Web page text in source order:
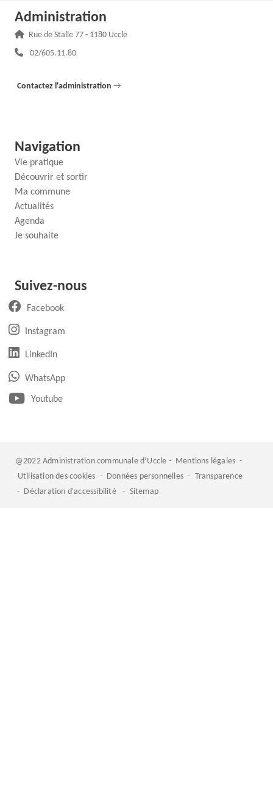
Administration
Adresse :
Rue de Stalle 77 - 1180 Uccle
Téléphone :
02/605.11.80
Contactez l'administration →
Navigation
Vie pratique
Découvrir et sortir
Ma commune
Actualités
Agenda
Je souhaite
Suivez-nous
Facebook(ouvre un nouvel onglet)
Instagram(ouvre un nouvel onglet)
LinkedIn(ouvre un nouvel onglet)
WhatsApp(ouvre un nouvel onglet)
Youtube(ouvre un nouvel onglet)
@2022 Administration communale d’Uccle - Mentions légales -
Utilisation des cookies - Données personnelles - Transparence
- Déclaration d'accessibilité - Sitemap